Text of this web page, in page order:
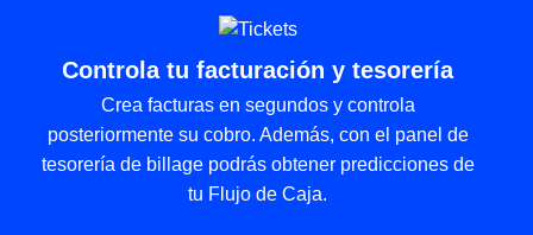
Controla tu facturación y tesorería
Crea facturas en segundos y controla
posteriormente su cobro. Además, con el panel de
tesorería de billage podrás obtener predicciones de
tu Flujo de Caja.